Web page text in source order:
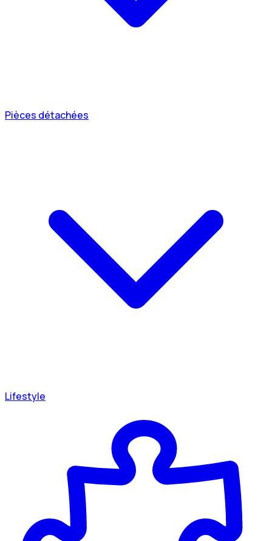
Pièces détachées
Lifestyle